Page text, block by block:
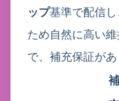
ップ基準で配信
ため自然に高い
で、補充保証があ
補